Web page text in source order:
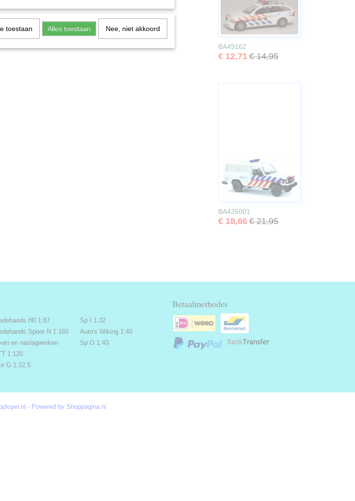
BA49162
€ 12,71 € 14,95
BA435001
€ 18,66 € 21,95
H0 1:87
Spoor N 1:160
en naslagwerken
1:120
G 1:22.5
Sp I 1:32
Auto's Wiking 1:40
Sp.O 1:43
Betaalmethodes
- Powered by Shoppagina.nl
toestaan Alles toestaan Nee, niet akkoord